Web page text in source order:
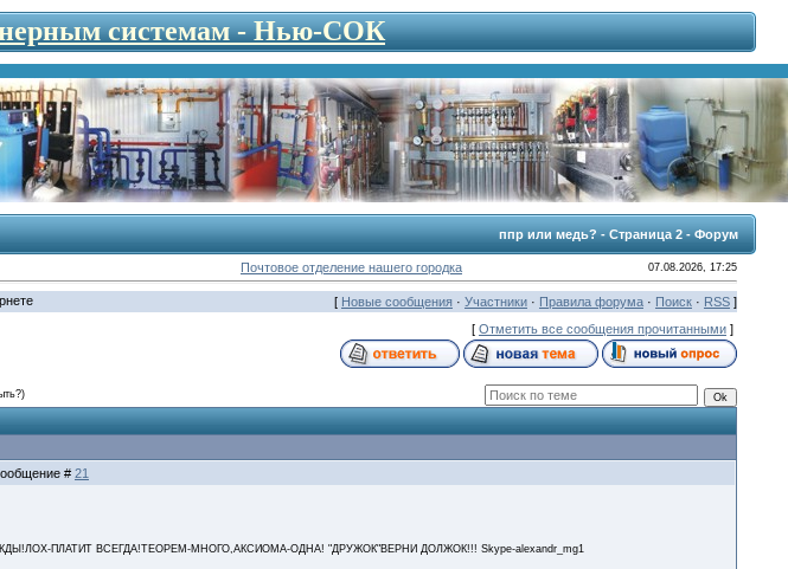
системам - Нью-СОК
ппр или медь? - Страница 2 - Форум
Почтовое отделение нашего городка 07.08.2026, 17:25
[ Новые сообщения· Участники· Правила форума· Поиск· RSS]
[ Отметить все сообщения прочитанными]
# 21
ПЛАТИТ ВСЕГДА!ТЕОРЕМ-МНОГО,АКСИОМА-ОДНА! "ДРУЖОК"ВЕРНИ ДОЛЖОК!!! Skype-alexandr_mg1